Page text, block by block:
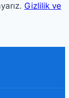
Gizlilik ve